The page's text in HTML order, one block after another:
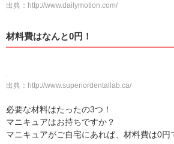
出典： http://www.dailymotion.com/
材料費はなんと0円！
出典： http://www.superiordentallab.ca/
必要な材料はたったの3つ！
マニキュアはお持ちですか？
マニキュアがご自宅にあれば、材料費は0円